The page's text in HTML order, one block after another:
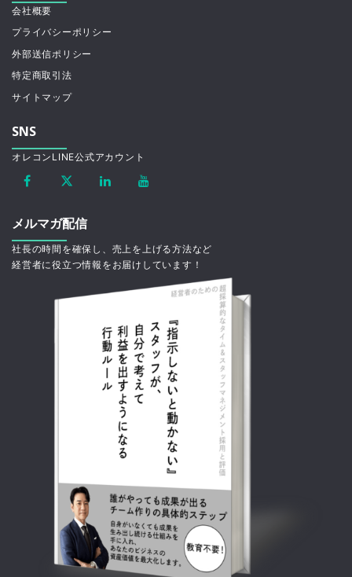
会社概要
プライバシーポリシー
外部送信ポリシー
特定商取引法
サイトマップ
SNS
オレコンLINE公式アカウント
メルマガ配信
社長の時間を確保し、売上を上げる方法など
経営者に役立つ情報をお届けしています！